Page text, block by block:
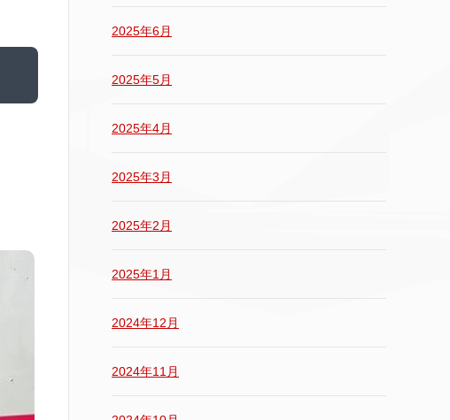
2025年6月
2025年5月
2025年4月
2025年3月
2025年2月
2025年1月
2024年12月
2024年11月